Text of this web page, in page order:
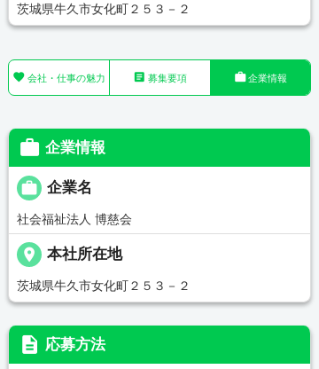
茨城県牛久市女化町２５３－２
 会社・仕事の魅力  募集要項 企業情報
 企業情報
 企業名
社会福祉法人 博慈会
place 本社所在地
茨城県牛久市女化町２５３－２
description 応募方法